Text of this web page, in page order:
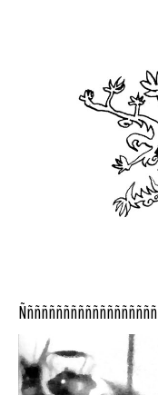
Ñññññññññññññññññññ